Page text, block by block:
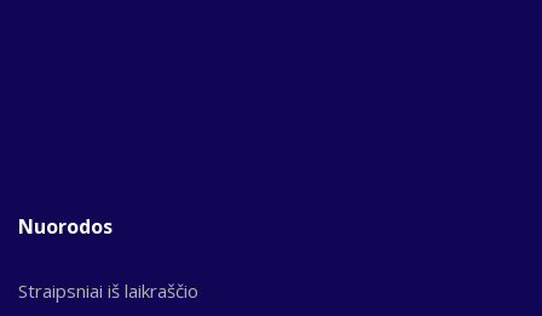
Nuorodos
Straipsniai iš laikraščio